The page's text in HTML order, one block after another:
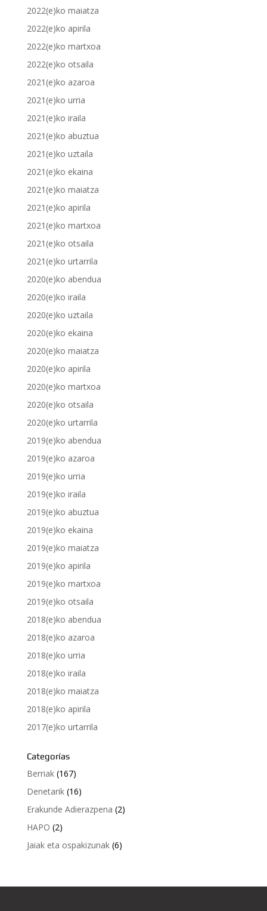
2022(e)ko maiatza
2022(e)ko apirila
2022(e)ko martxoa
2022(e)ko otsaila
2021(e)ko azaroa
2021(e)ko urria
2021(e)ko iraila
2021(e)ko abuztua
2021(e)ko uztaila
2021(e)ko ekaina
2021(e)ko maiatza
2021(e)ko apirila
2021(e)ko martxoa
2021(e)ko otsaila
2021(e)ko urtarrila
2020(e)ko abendua
2020(e)ko iraila
2020(e)ko uztaila
2020(e)ko ekaina
2020(e)ko maiatza
2020(e)ko apirila
2020(e)ko martxoa
2020(e)ko otsaila
2020(e)ko urtarrila
2019(e)ko abendua
2019(e)ko azaroa
2019(e)ko urria
2019(e)ko iraila
2019(e)ko abuztua
2019(e)ko ekaina
2019(e)ko maiatza
2019(e)ko apirila
2019(e)ko martxoa
2019(e)ko otsaila
2018(e)ko abendua
2018(e)ko azaroa
2018(e)ko urria
2018(e)ko iraila
2018(e)ko maiatza
2018(e)ko apirila
2017(e)ko urtarrila
Categorías
Berriak(167)
Denetarik(16)
Erakunde Adierazpena (2)
HAPO (2)
Jaiak eta ospakizunak(6)